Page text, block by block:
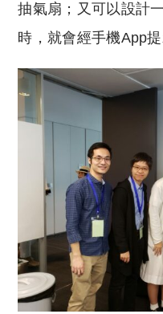
抽氣扇；又可以設計
時，就會經手機App提